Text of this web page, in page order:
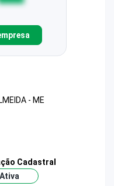
- ME
Cadastral
Ativa